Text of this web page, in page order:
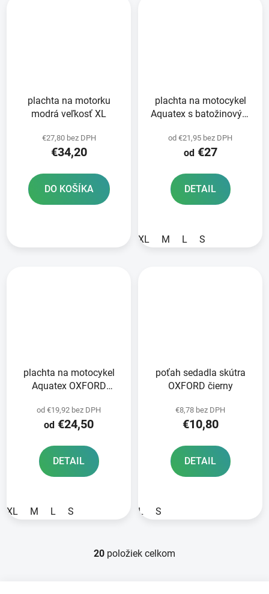
plachta na motorku
modrá veľkosť XL
€27,80 bez DPH
€34,20
DO KOŠÍKA
plachta na motocykel
Aquatex s batožinovým
čierna/strieborná
od €21,95 bez DPH
od€27
DETAIL
XL M L S
plachta na motocykel
Aquatex OXFORD
od €19,92 bez DPH
od €24,50
DETAIL
XL M L S
poťah sedadla skútra
OXFORD čierny
€8,78 bez DPH
€10,80
DETAIL
L S
O
20 položiek celkom